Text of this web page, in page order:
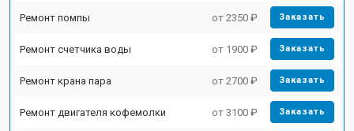
Ремонт помпы от 2350 ₽ Заказать
Ремонт счетчика воды от 1900 ₽ Заказать
Ремонт крана пара от 2700 ₽ Заказать
Ремонт двигателя кофемолки от 3100 ₽ Заказать